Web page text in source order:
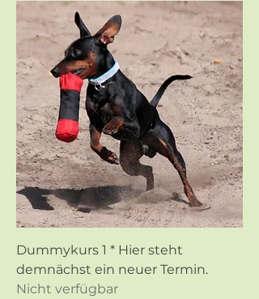
Dummykurs 1 * Hier steht
demnächst ein neuer Termin.
Nicht verfügbar